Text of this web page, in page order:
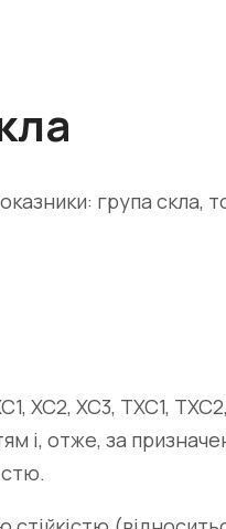
група скла,
ХС2, ХС3, ТХС1,
і, отже, за